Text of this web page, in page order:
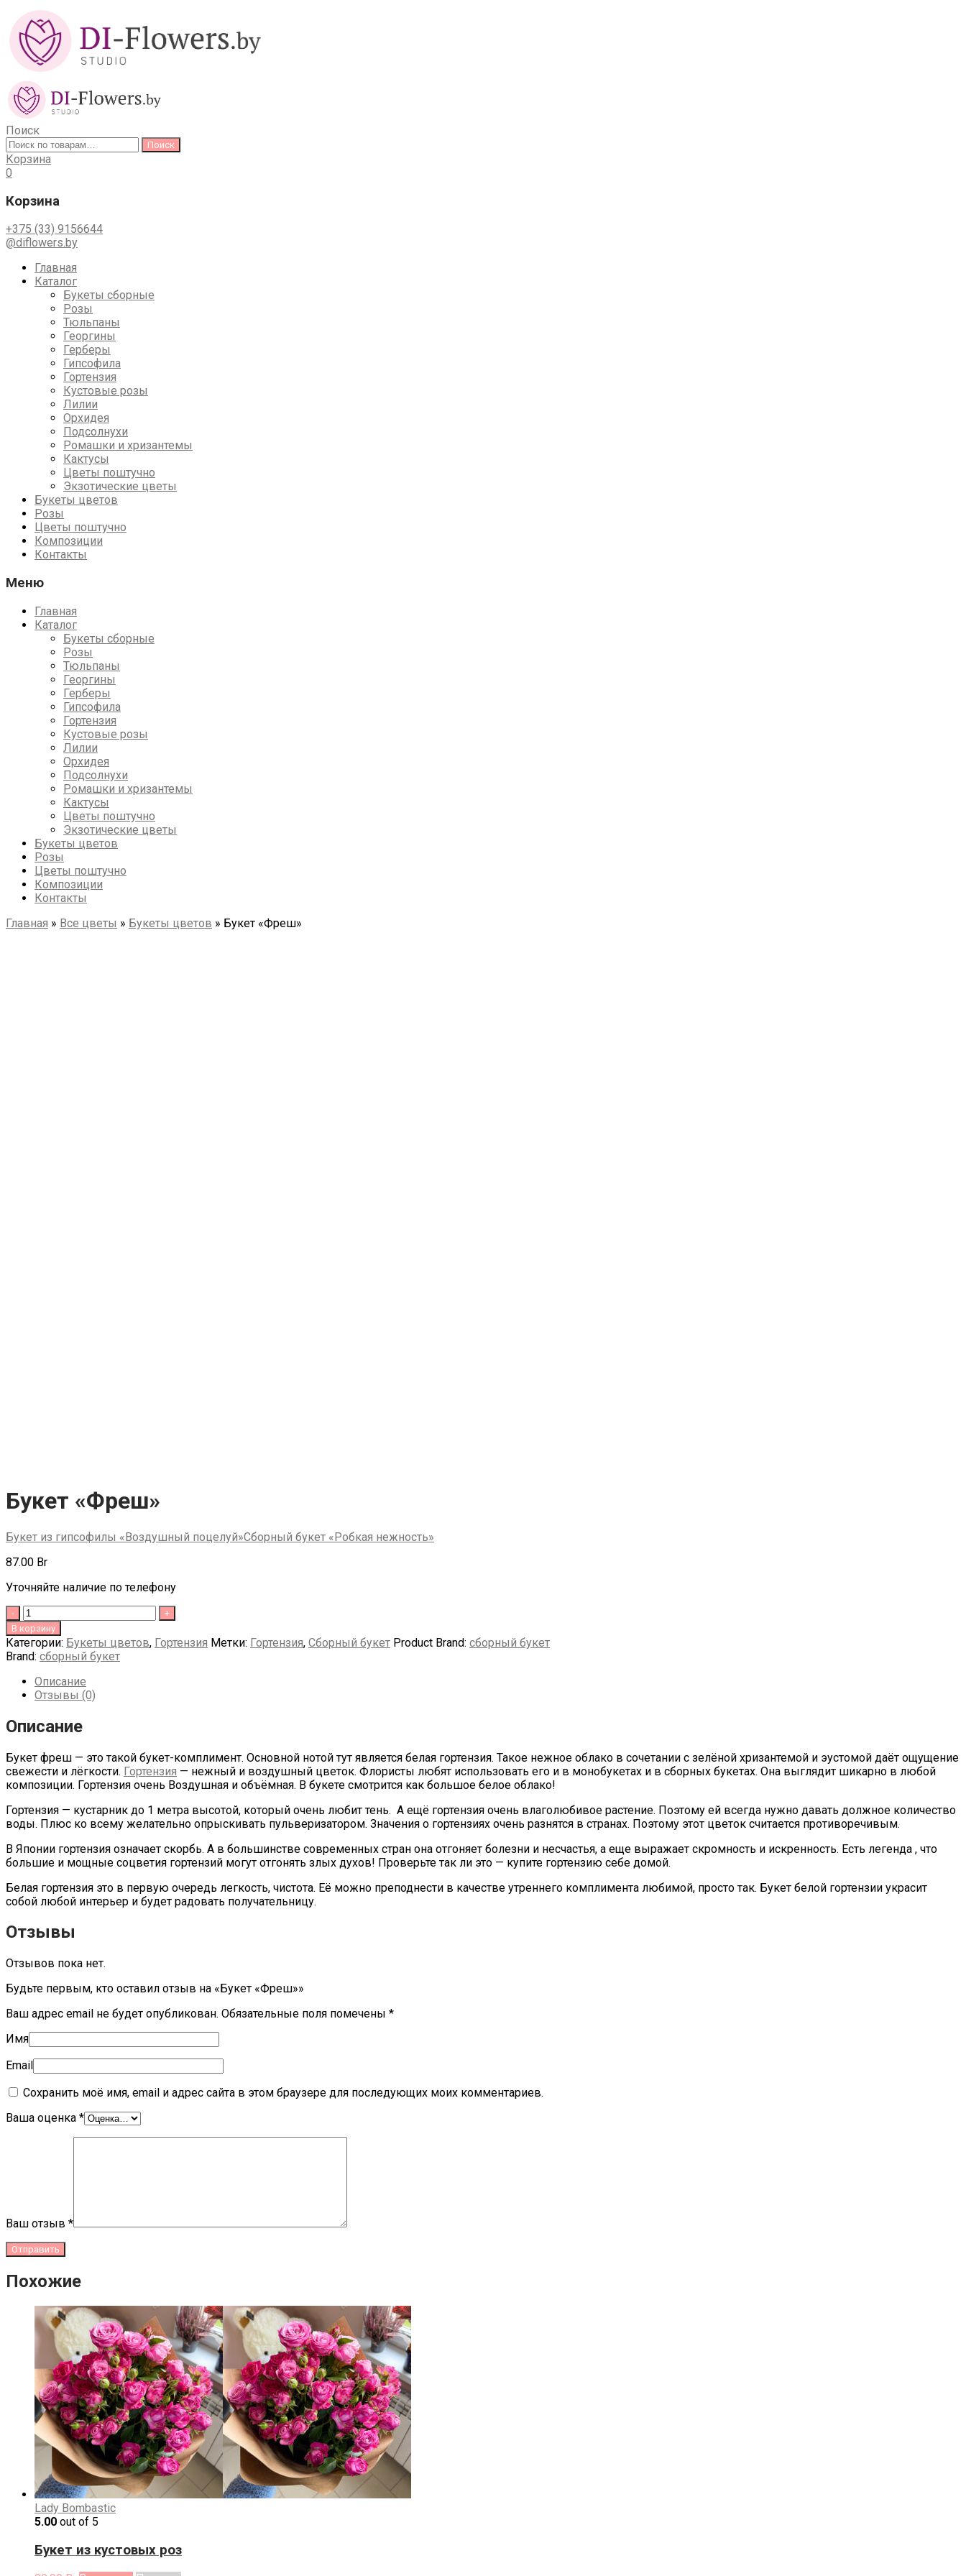
Поиск
Искать:
Поиск
Корзина
0
Корзина
+375 (33) 9156644
@diflowers.by
Skip
Главная
Каталог
Букеты сборные
Розы
Тюльпаны
Георгины
Герберы
Гипсофила
Гортензия
Кустовые розы
Лилии
Орхидея
Подсолнухи
Ромашки и хризантемы
Кактусы
Цветы поштучно
Экзотические цветы
Букеты цветов
Розы
Цветы поштучно
Композиции
Контакты
Меню
Главная
Каталог
Букеты сборные
Розы
Тюльпаны
Георгины
Герберы
Гипсофила
Гортензия
Кустовые розы
Лилии
Орхидея
Подсолнухи
Ромашки и хризантемы
Кактусы
Цветы поштучно
Экзотические цветы
Букеты цветов
Розы
Цветы поштучно
Композиции
Контакты
Главная » Все цветы » Букеты цветов » Букет «Фреш»
Букет «Фреш»
Букет из гипсофилы «Воздушный поцелуй»Сборный букет «Робкая нежность»
87.00 Br
Уточняйте наличие по телефону
Quantity
В корзину
Категории: Букеты цветов, Гортензия Метки: Гортензия, Сборный букет Product Brand: сборный букет
Brand: сборный букет
Описание
Отзывы (0)
Описание
Букет фреш — это такой букет-комплимент. Основной нотой тут является белая гортензия. Такое нежное облако в сочетании с зелёной хризантемой и эустомой даёт ощущение
свежести и лёгкости. Гортензия — нежный и воздушный цветок. Флористы любят использовать его и в монобукетах и в сборных букетах. Она выглядит шикарно в любой
композиции. Гортензия очень Воздушная и объёмная. В букете смотрится как большое белое облако!
Гортензия — кустарник до 1 метра высотой, который очень любит тень. А ещё гортензия очень влаголюбивое растение. Поэтому ей всегда нужно давать должное количество
воды. Плюс ко всему желательно опрыскивать пульверизатором. Значения о гортензиях очень разнятся в странах. Поэтому этот цветок считается противоречивым.
В Японии гортензия означает скорбь. А в большинстве современных стран она отгоняет болезни и несчастья, а еще выражает скромность и искренность. Есть легенда , что
большие и мощные соцветия гортензий могут отгонять злых духов! Проверьте так ли это — купите гортензию себе домой.
Белая гортензия это в первую очередь легкость, чистота. Её можно преподнести в качестве утреннего комплимента любимой, просто так. Букет белой гортензии украсит
собой любой интерьер и будет радовать получательницу.
Отзывы
Отзывов пока нет.
Будьте первым, кто оставил отзыв на «Букет «Фреш»»
Ваш адрес email не будет опубликован. Обязательные поля помечены *
Имя
Email
Сохранить моё имя, email и адрес сайта в этом браузере для последующих моих комментариев.
Ваша оценка *
Ваш отзыв *
Похожие
Lady Bombastic
5.00 out of 5
Букет из кустовых роз